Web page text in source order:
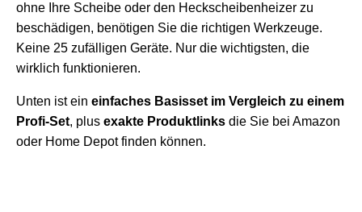
ohne Ihre Scheibe oder den Heckscheibenheizer zu
beschädigen, benötigen Sie die richtigen Werkzeuge.
Keine 25 zufälligen Geräte. Nur die wichtigsten, die
wirklich funktionieren.
Unten ist ein einfaches Basisset im Vergleich zu einem
Profi-Set, plus exakte Produktlinks die Sie bei Amazon
oder Home Depot finden können.